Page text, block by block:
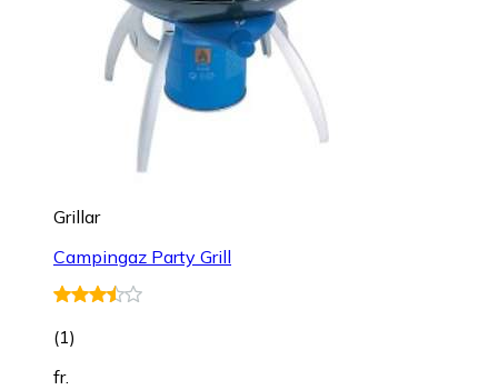
Grillar
Campingaz Party Grill
(1)
fr.